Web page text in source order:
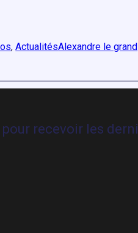
, ActualitésAlexandre le grand
recevoir les